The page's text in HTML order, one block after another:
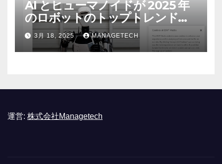
AI とヒューマノイドが 2025 年
のロボットのトップトレンドに |
ASSEMBLY
3月 18, 2025 MANAGETECH
運営: 株式会社Managetech